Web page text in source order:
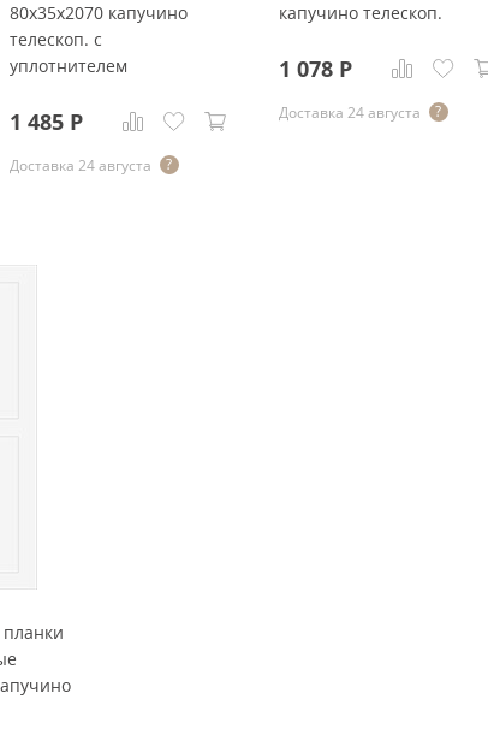
80x35x2070 капучино
телескоп. с
уплотнителем
1 485Р
Доставка 24 августа
капучино телескоп.
1 078Р
Доставка 24 августа